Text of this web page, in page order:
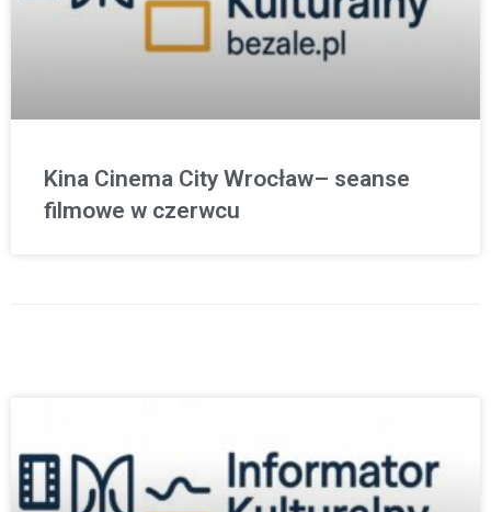
Kina Cinema City Wrocław– seanse
filmowe w czerwcu